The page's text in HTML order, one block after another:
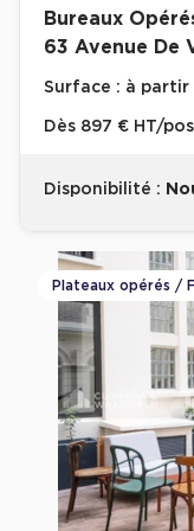
Achat de Bureaux à
Bureaux certifiés -
Location bureaux
Haussmanniens
Location
Location
Location
Bureaux
63 Avenue De
Surface : à partir
Dès 897 € HT/
Disponibilité :
Plateaux opérés /